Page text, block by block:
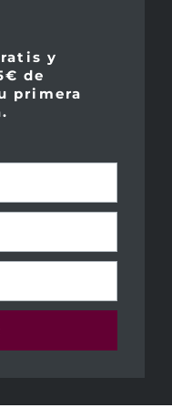
y
de
primera